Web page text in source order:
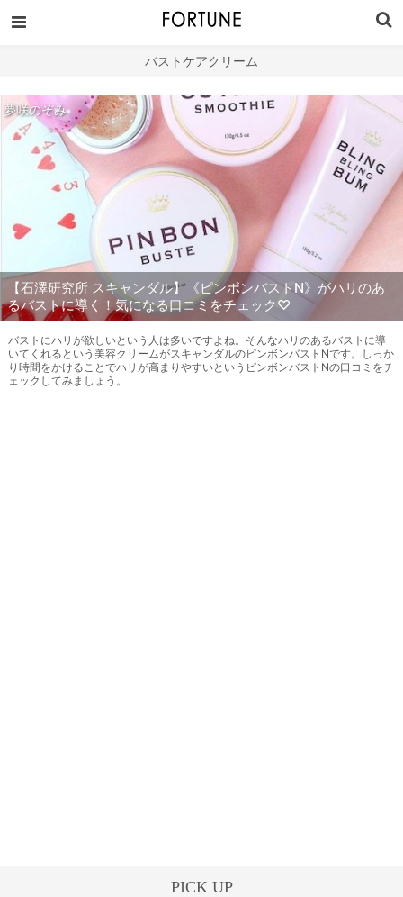
バストケアクリーム
夢咲のぞみ
【石澤研究所 スキャンダル】《ピンボンバストN》がハリのあ
るバストに導く！気になる口コミをチェック♡
バストにハリが欲しいという人は多いですよね。そんなハリのあるバストに導
いてくれるという美容クリームがスキャンダルのピンボンバストNです。しっか
り時間をかけることでハリが高まりやすいというピンボンバストNの口コミをチ
ェックしてみましょう。
PICK UP